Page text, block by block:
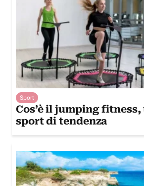
Sport
Cos’è il jumping
sport di tendenza